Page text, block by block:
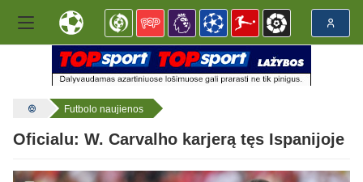
Futbolo naujienos
Oficialu: W. Carvalho karjerą tęs Ispanijoje